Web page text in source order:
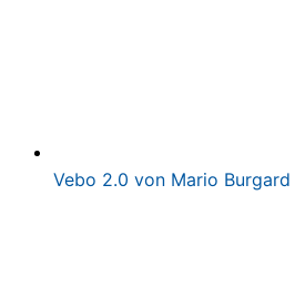
Vebo 2.0 von Mario Burgard